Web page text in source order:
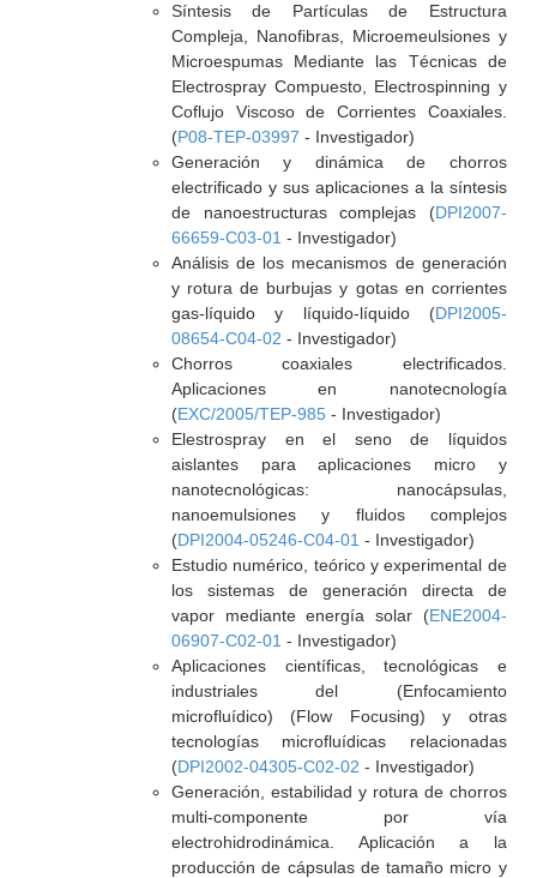
Síntesis de Partículas de Estructura
Compleja, Nanofibras, Microemeulsiones y
Microespumas Mediante las Técnicas de
Electrospray Compuesto, Electrospinning y
Coflujo Viscoso de Corrientes Coaxiales.
(P08-TEP-03997 - Investigador)
Generación y dinámica de chorros
electrificado y sus aplicaciones a la síntesis
de nanoestructuras complejas (DPI2007-
66659-C03-01 - Investigador)
Análisis de los mecanismos de generación
y rotura de burbujas y gotas en corrientes
gas-líquido y líquido-líquido (DPI2005-
08654-C04-02 - Investigador)
Chorros coaxiales electrificados.
Aplicaciones en nanotecnología
(EXC/2005/TEP-985- Investigador)
Elestrospray en el seno de líquidos
aislantes para aplicaciones micro y
nanotecnológicas: nanocápsulas,
nanoemulsiones y fluidos complejos
(DPI2004-05246-C04-01 - Investigador)
Estudio numérico, teórico y experimental de
los sistemas de generación directa de
vapor mediante energía solar (ENE2004-
06907-C02-01 - Investigador)
Aplicaciones científicas, tecnológicas e
industriales del (Enfocamiento
microfluídico) (Flow Focusing) y otras
tecnologías microfluídicas relacionadas
(DPI2002-04305-C02-02 - Investigador)
Generación, estabilidad y rotura de chorros
multi-componente por vía
electrohidrodinámica. Aplicación a la
producción de cápsulas de tamaño micro y